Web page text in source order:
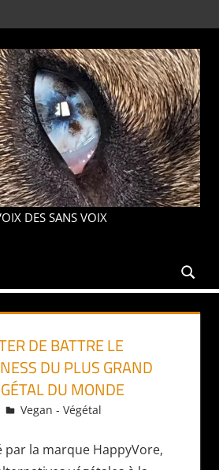
PAROLE
DES SANS VOIX
DE BATTRE LE
DU PLUS GRAND
DU MONDE
Daniel
Vegan - Végétal
par la marque HappyVore,